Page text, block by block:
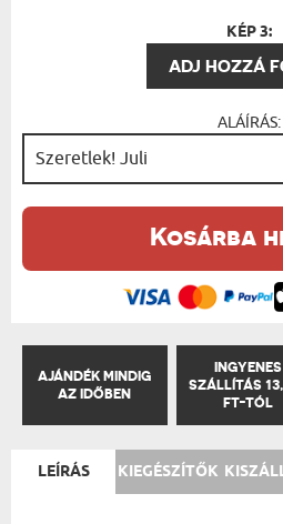
KÉP 3:
ADJ HOZZÁ
ALÁÍRÁS:
Kosárba
AJÁNDÉK MINDIG
AZ IDŐBEN
INGYENES
SZÁLLÍTÁS
FT-TÓL
LEÍRÁS KIEGÉSZÍTŐK